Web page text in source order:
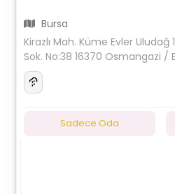
Bursa
Kirazlı Mah. Küme Evler
Sok. No:38 16370 Osmangazi /
Sadece Oda